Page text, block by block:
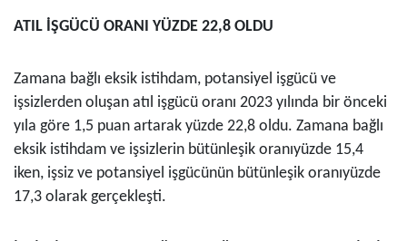
ATIL İŞGÜCÜ ORANI YÜZDE 22,8 OLDU
Zamana bağlı eksik istihdam, potansiyel işgücü ve
işsizlerden oluşan atıl işgücü oranı 2023 yılında bir önceki
yıla göre 1,5 puan artarak yüzde 22,8 oldu. Zamana bağlı
eksik istihdam ve işsizlerin bütünleşik oranıyüzde 15,4
iken, işsiz ve potansiyel işgücünün bütünleşik oranıyüzde
17,3 olarak gerçekleşti.